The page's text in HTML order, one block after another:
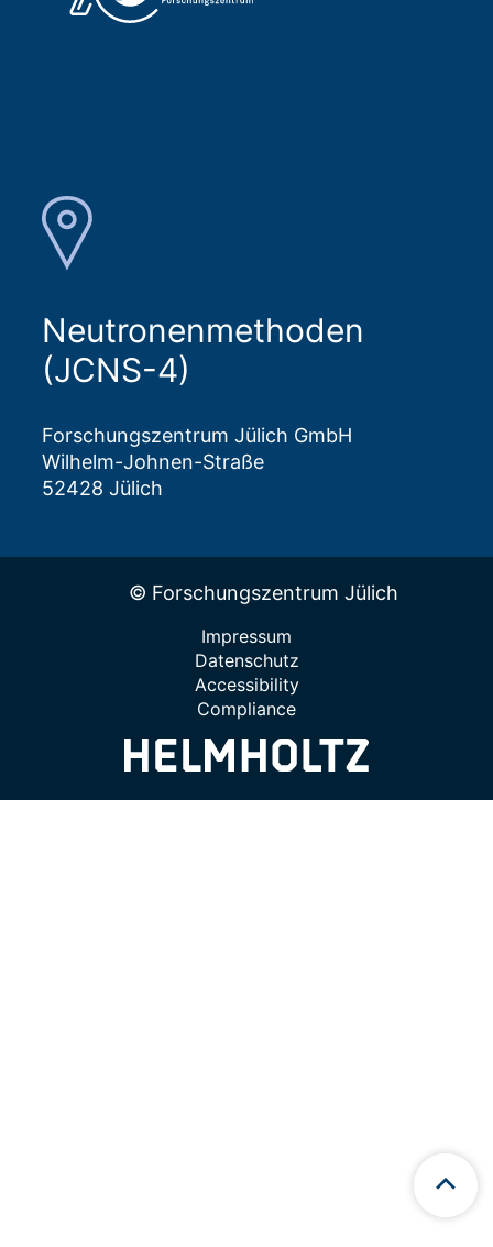
Neutronenmethoden
(JCNS-4)
Forschungszentrum Jülich GmbH
Wilhelm-Johnen-Straße
52428 Jülich
© Forschungszentrum Jülich
Impressum
Datenschutz
Accessibility
Compliance